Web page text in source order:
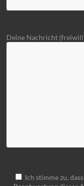
Deine Nachricht
Ich stimme zu,